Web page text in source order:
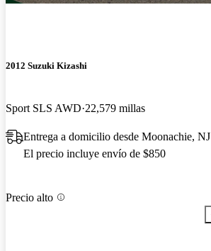
2012 Suzuki Kizashi
Sport SLS AWD 22,579 millas
Entrega a domicilio desde Moonachie, NJ
El precio incluye envío de $850
Precio alto